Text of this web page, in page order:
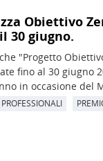
Obiettivo
30 giugno.
"Progetto
fino al 30 giugno
in occasione del